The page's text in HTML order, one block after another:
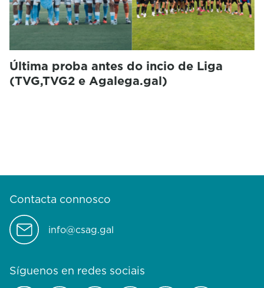
Última proba antes do incio de Liga
(TVG,TVG2 e Agalega.gal)
Contacta connosco
info@csag.gal
Síguenos en redes sociais